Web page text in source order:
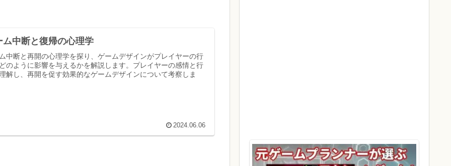
ム中断と復帰の心理学
中断と再開の心理学を探り、ゲームデザインがプレイヤーの行
のように影響を与えるかを解説します。プレイヤーの感情と行
解し、再開を促す効果的なゲームデザインについて考察しま
2024.06.06